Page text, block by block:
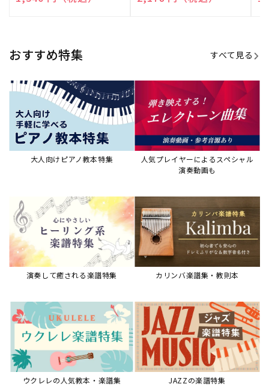
JAZZの楽譜特集
おすすめ記事 すべて見る
【第21回公開】なぜ人々は祭りを
必要とするのか？祭りの今を見つ
める現地ルポ
【第16回公開】ヨーロッパを拠点
に世界を駆けまわる阿部加奈子の
今に迫る